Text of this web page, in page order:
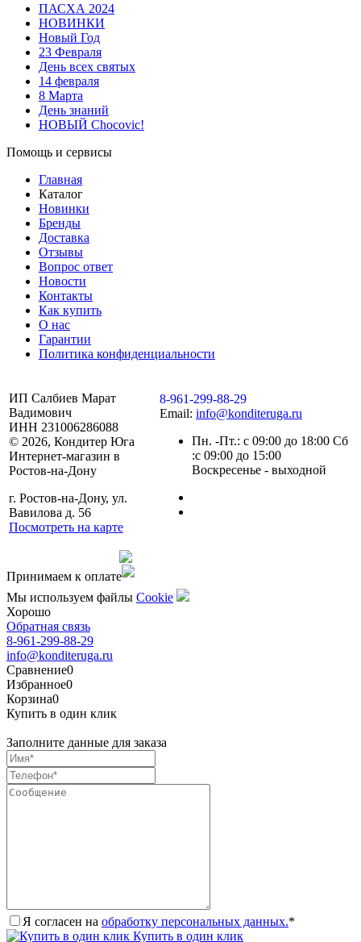
ПАСХА 2024
НОВИНКИ
Новый Год
23 Февраля
День всех святых
14 февраля
8 Марта
День знаний
НОВЫЙ Chocovic!
Помощь и сервисы
Главная
Каталог
Новинки
Бренды
Доставка
Отзывы
Вопрос ответ
Новости
Контакты
Как купить
О нас
Гарантии
Политика конфиденциальности
ИП Салбиев Марат
Вадимович
ИНН 231006286088
© 2026, Кондитер Юга
Интернет-магазин в
Ростов-на-Дону
г. Ростов-на-Дону, ул.
Вавилова д. 56
Посмотреть на карте
8-961-299-88-29
Email: info@konditeruga.ru
Пн. -Пт.: с 09:00 до 18:00 Сб
:с 09:00 до 15:00
Воскресенье - выходной
Принимаем к оплате
Мы используем файлы Сookie
Хорошо
Обратная связь
8-961-299-88-29
info@konditeruga.ru
Сравнение0
Избранное0
Корзина0
Купить в один клик
Заполните данные для заказа
Я согласен на обработку персональных данных.*
Купить в один клик